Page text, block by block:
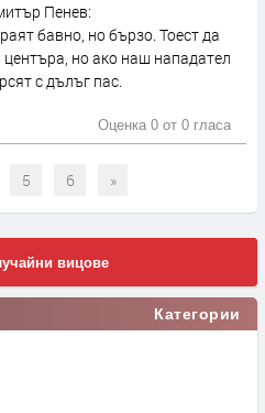
Пенев:
бавно, но бързо. Тоест да
но ако наш нападател
с дълъг пас.
Оценка 0 от 0 гласа
5 6 »
вицове
Категории